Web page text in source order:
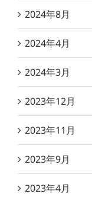
2024年8月
2024年4月
2024年3月
2023年12月
2023年11月
2023年9月
2023年4月